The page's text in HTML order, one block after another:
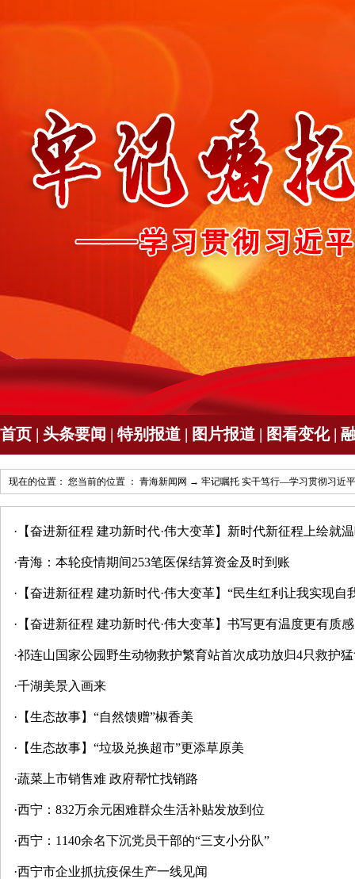
首页 | 头条要闻 | 特别报道 | 图片报道 | 图看变化|
现在的位置： 您当前的位置 ： 青海新闻网 → 牢记嘱托 实干笃行—学习贯彻习近
· 【奋进新征程 建功新时代·伟大变革】新时代新征程上绘就
·青海：本轮疫情期间253笔医保结算资金及时到账
· 【奋进新征程 建功新时代·伟大变革】“民生红利让我实现自
· 【奋进新征程 建功新时代·伟大变革】书写更有温度更有质
·祁连山国家公园野生动物救护繁育站首次成功放归4只救护
·千湖美景入画来
· 【生态故事】“自然馈赠”椒香美
· 【生态故事】“垃圾兑换超市”更添草原美
·蔬菜上市销售难 政府帮忙找销路
·西宁：832万余元困难群众生活补贴发放到位
·西宁：1140余名下沉党员干部的“三支小分队”
·西宁市企业抓抗疫保生产一线见闻